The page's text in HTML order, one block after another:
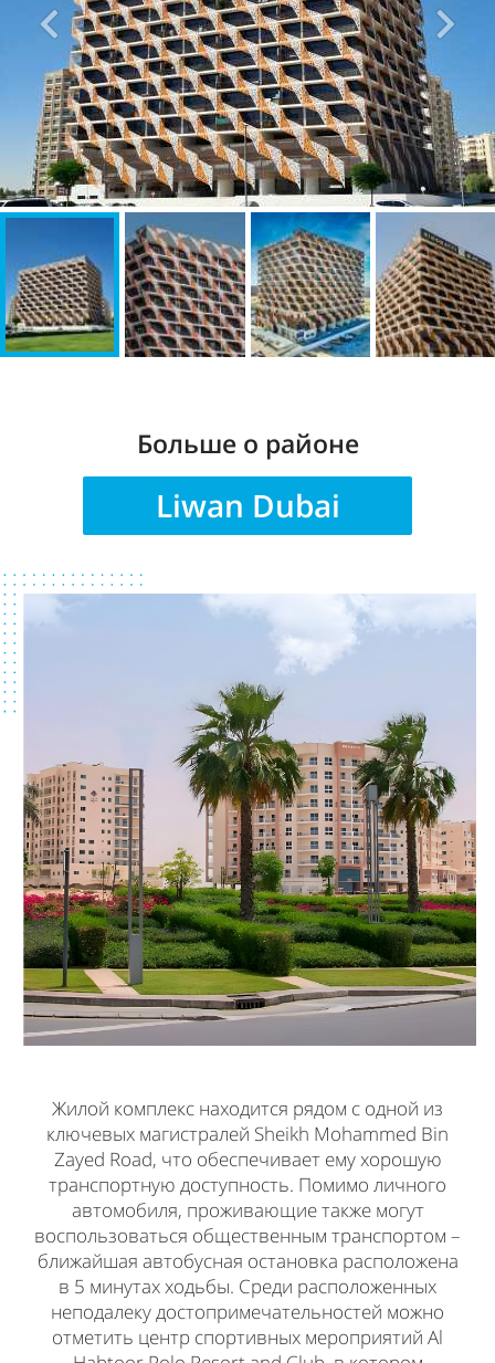
Больше о районе
Liwan Dubai
Жилой комплекс находится рядом с одной из
ключевых магистралей Sheikh Mohammed Bin
Zayed Road, что обеспечивает ему хорошую
транспортную доступность. Помимо личного
автомобиля, проживающие также могут
воспользоваться общественным транспортом –
ближайшая автобусная остановка расположена
в 5 минутах ходьбы. Среди расположенных
неподалеку достопримечательностей можно
отметить центр спортивных мероприятий Al